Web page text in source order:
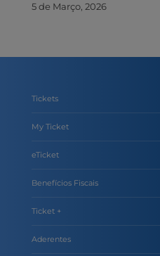
5 de Março, 2026
Tickets
My Ticket
eTicket
Benefícios Fiscais
Ticket +
Aderentes